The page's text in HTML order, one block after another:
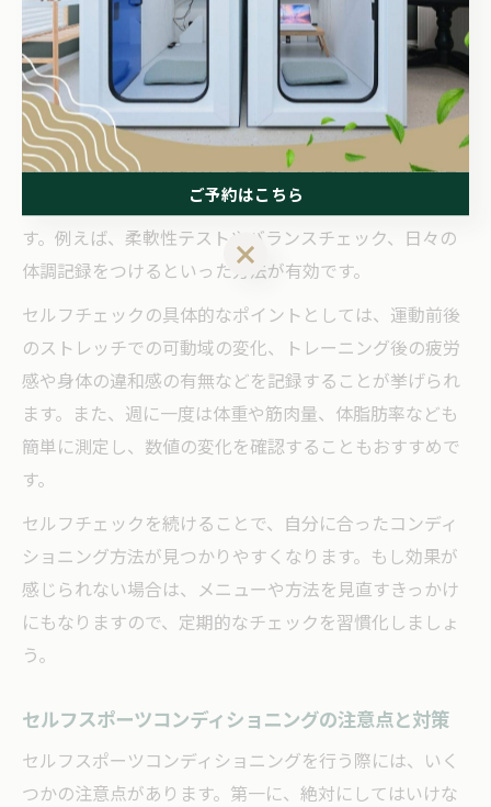
セルフチェックで効果を実感する実践ポイント
セルフスポーツコンディショニングの効果を実感するた
めには、定期的なセルフチェックが欠かせません。理由
は、自身の体の変化やパフォーマンス向上を数値や感覚
で確認でき、モチベーションの維持につながるためで
す。例えば、柔軟性テストやバランスチェック、日々の
体調記録をつけるといった方法が有効です。
セルフチェックの具体的なポイントとしては、運動前後
のストレッチでの可動域の変化、トレーニング後の疲労
感や身体の違和感の有無などを記録することが挙げられ
ます。また、週に一度は体重や筋肉量、体脂肪率なども
簡単に測定し、数値の変化を確認することもおすすめで
す。
セルフチェックを続けることで、自分に合ったコンディ
ショニング方法が見つかりやすくなります。もし効果が
感じられない場合は、メニューや方法を見直すきっかけ
にもなりますので、定期的なチェックを習慣化しましょ
う。
セルフスポーツコンディショニングの注意点と対策
セルフスポーツコンディショニングを行う際には、いく
つかの注意点があります。第一に、絶対にしてはいけな
ご予約はこちら
ご予約はこちら